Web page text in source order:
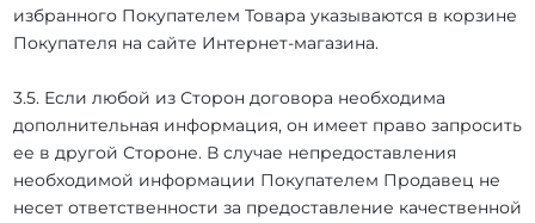
избранного Покупателем Товара указываются в корзине
Покупателя на сайте Интернет-магазина.
3.5. Если любой из Сторон договора необходима
дополнительная информация, он имеет право запросить
ее в другой Стороне. В случае непредоставления
необходимой информации Покупателем Продавец не
несет ответственности за предоставление качественной